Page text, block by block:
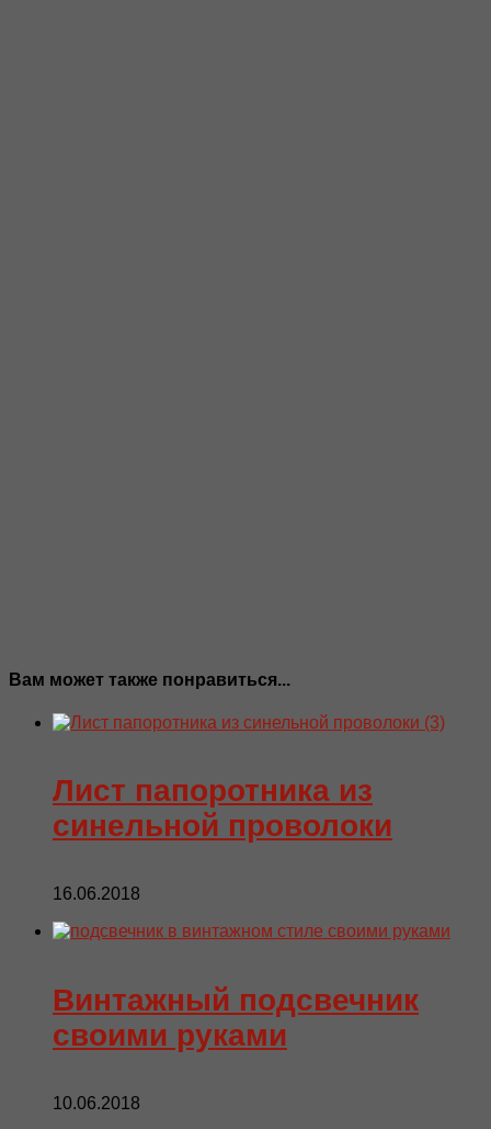
Вам может также понравиться...
Лист папоротника из
синельной проволоки
16.06.2018
Винтажный подсвечник
своими руками
10.06.2018